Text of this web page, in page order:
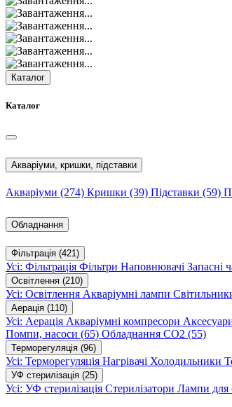
Каталог
Каталог
Акваріуми, кришки, підставки
Акваріуми (274) Кришки (39) Підставки (59)
Обладнання
Фільтрація (421)
Усі: Фільтрація Фільтри Наповнювачі Запасні
Освітлення (210)
Усі: Освітлення Акваріумні лампи
Аерація (110)
Усі: Аерація Акваріумні компресори
Помпи, насоси (65) Обладнання CO2 (55)
Терморегуляція (96)
Усі: Терморегуляція Нагрівачі Холодильники
УФ стерилізація (25)
Усі: УФ стерилізація Стерилізатори Лампи для